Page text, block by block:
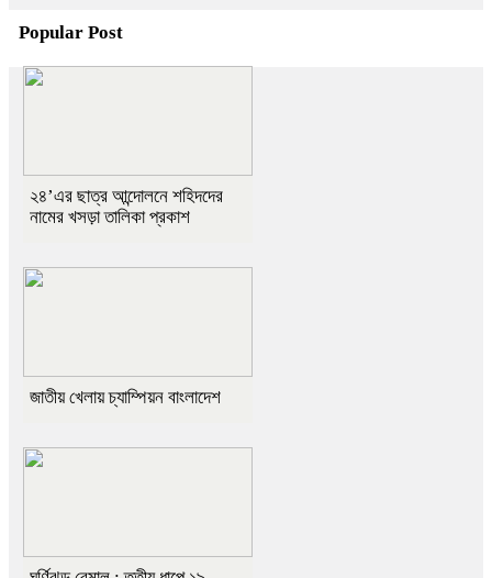
Popular Post
২৪’এর ছাত্র আন্দোলনে শহিদদের
নামের খসড়া তালিকা প্রকাশ
জাতীয় খেলায় চ্যাম্পিয়ন বাংলাদেশ